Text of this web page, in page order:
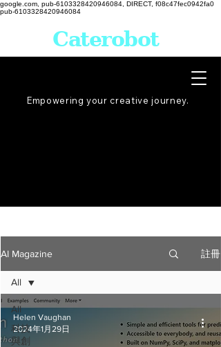
google.com, pub-6103328420946084, DIRECT, f08c47fec0942fa0
pub-6103328420946084
Empowering your creative journey.
Caterobot
AI Magazine 註冊
All
科技
與創
All
Helen Vaughan
2024年1月29日